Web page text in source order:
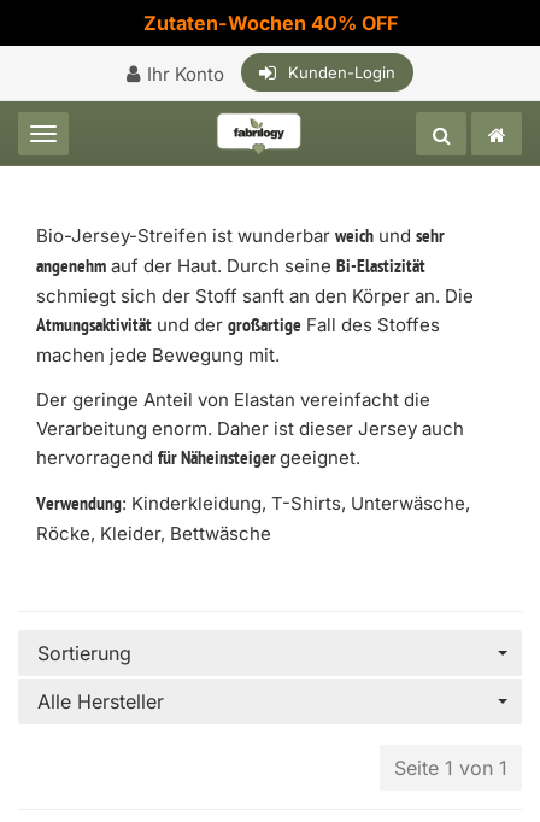
Zutaten-Wochen 40% OFF
Ihr Konto Kunden-Login
Toggle navigation
Bio-Jersey-Streifen ist wunderbar weich und sehr
angenehm auf der Haut. Durch seine Bi-Elastizität
schmiegt sich der Stoff sanft an den Körper an. Die
Atmungsaktivität und der großartige Fall des Stoffes
machen jede Bewegung mit.
Der geringe Anteil von Elastan vereinfacht die
Verarbeitung enorm. Daher ist dieser Jersey auch
hervorragend für Näheinsteigergeeignet.
Verwendung: Kinderkleidung, T-Shirts, Unterwäsche,
Röcke, Kleider, Bettwäsche
Sortierung
Alle Hersteller
Seite 1 von 1